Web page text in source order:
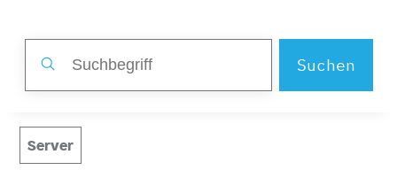
Suchen
Server